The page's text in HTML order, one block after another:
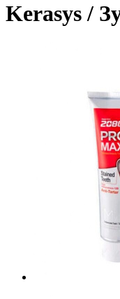
Kerasys /